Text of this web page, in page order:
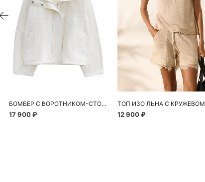
БОМБЕР С ВОРОТНИКОМ-СТОЙКОЙ
17 900 ₽
ТОП ИЗО ЛЬНА С КРУЖЕВОМ
12 900 ₽